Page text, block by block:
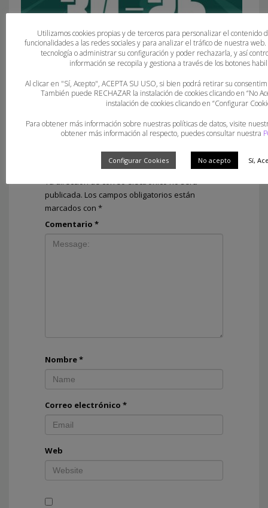
Resultats Jornada 1 de les Finals Balears
Deja una respuesta
Tu dirección de correo electrónico no será
publicada. Los campos obligatorios están
marcados con *
Comentario *
Nombre*
Correo electrónico *
Web
Utilizamos cookies propias y de terceros para personalizar el contenido
funcionalidades a las redes sociales y para analizar el tráfico de nuestra
tecnología o administrar su configuración y poder rechazarla, y así
información se recopila y gestiona a través de los botones
Al clicar en "Sí, Acepto", ACEPTA SU USO, si bien podrá retirar su
También puede RECHAZAR la instalación de cookies clicando en “No
instalación de cookies clicando en “Configurar
Para obtener más información sobre nuestras políticas de datos, visite
obtener más información al respecto, puedes consultar nuestra
Configurar Cookies No acepto Sí,